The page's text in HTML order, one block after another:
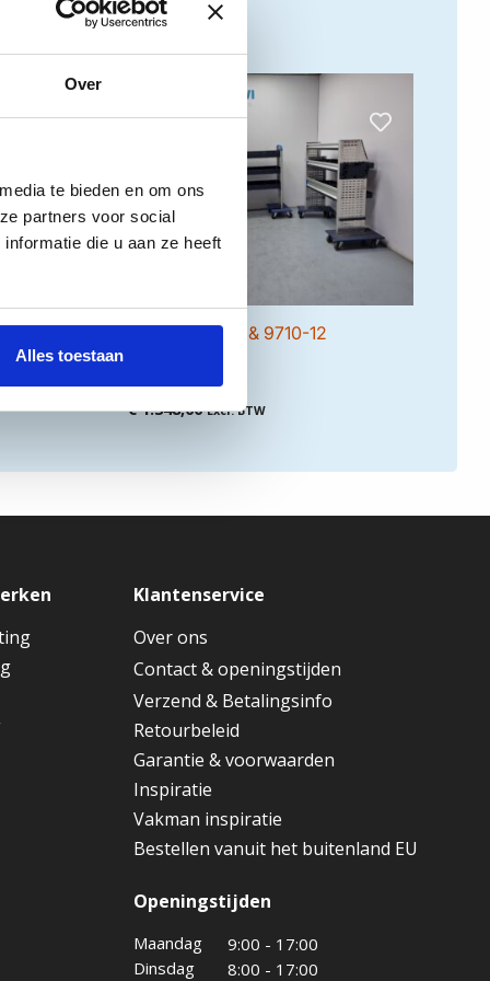
Over
te bieden en om ons
partners voor social
die u aan ze heeft
Alles toestaan
Combi 9710-11 & 9710-12
€1.348,00 Excl. BTW
Klantenservice
Over ons
Contact & openingstijden
Verzend & Betalingsinfo
Retourbeleid
Garantie & voorwaarden
Inspiratie
Vakman inspiratie
Bestellen vanuit het buitenland EU
Openingstijden
Maandag
9:00 - 17:00
Dinsdag
8:00 - 17:00